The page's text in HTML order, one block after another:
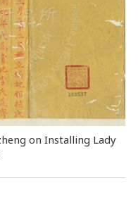
on Installing Lady